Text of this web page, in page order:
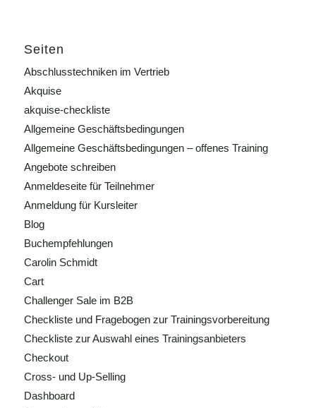
Seiten
Abschlusstechniken im Vertrieb
Akquise
akquise-checkliste
Allgemeine Geschäftsbedingungen
Allgemeine Geschäftsbedingungen – offenes Training
Angebote schreiben
Anmeldeseite für Teilnehmer
Anmeldung für Kursleiter
Blog
Buchempfehlungen
Carolin Schmidt
Cart
Challenger Sale im B2B
Checkliste und Fragebogen zur Trainingsvorbereitung
Checkliste zur Auswahl eines Trainingsanbieters
Checkout
Cross- und Up-Selling
Dashboard